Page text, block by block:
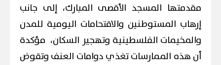
مقدمتها المسجد الأقصى المبارك، إلى جانب
إرهاب المستوطنين والاقتحامات اليومية للمدن
والمخيمات الفلسطينية وتهجير السكان، مؤكدة
أن هذه الممارسات تغذي دوامات العنف وتقوض